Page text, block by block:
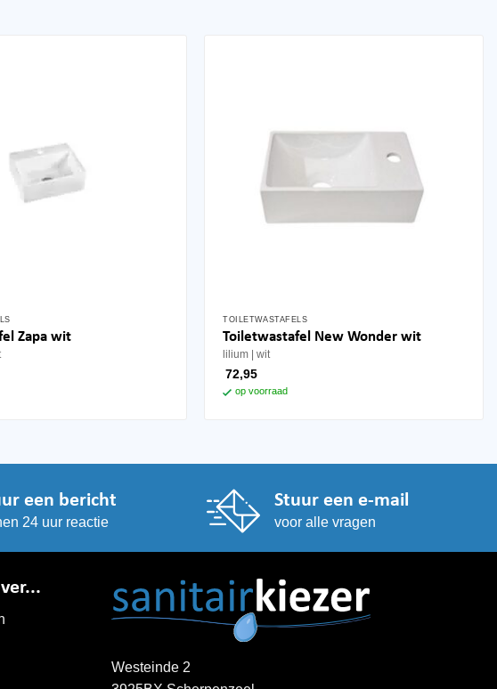
Zapa wit
TOILETWASTAFELS
Toiletwastafel New Wonder wit
lilium wit
72,95
op voorraad
Dit
product
meerdere
kan
gekozen
worden
op
een bericht
24 uur reactie
Stuur een e-mail
voor alle vragen
Westeinde 2